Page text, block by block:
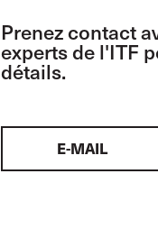
Prenez contact
experts de l'ITF
détails.
E-MAIL